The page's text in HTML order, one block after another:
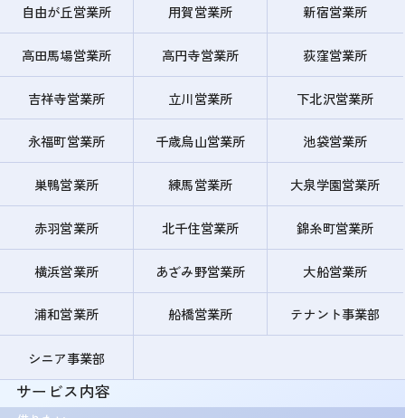
自由が丘営業所 用賀営業所 新宿営業所
高田馬場営業所 高円寺営業所 荻窪営業所
吉祥寺営業所 立川営業所 下北沢営業所
永福町営業所 千歳烏山営業所 池袋営業所
巣鴨営業所 練馬営業所 大泉学園営業所
赤羽営業所 北千住営業所 錦糸町営業所
横浜営業所 あざみ野営業所 大船営業所
浦和営業所 船橋営業所 テナント事業部
シニア事業部
サービス内容